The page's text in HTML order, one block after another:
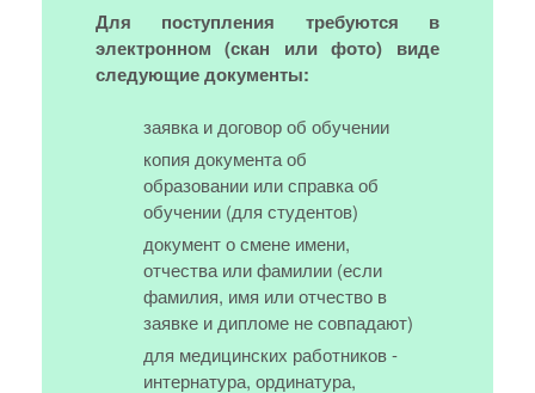
Для поступления требуются в
электронном (скан или фото) виде
следующие документы:
заявка и договор об обучении
копия документа об
образовании или справка об
обучении (для студентов)
документ о смене имени,
отчества или фамилии (если
фамилия, имя или отчество в
заявке и дипломе не совпадают)
для медицинских работников -
интернатура, ординатура,